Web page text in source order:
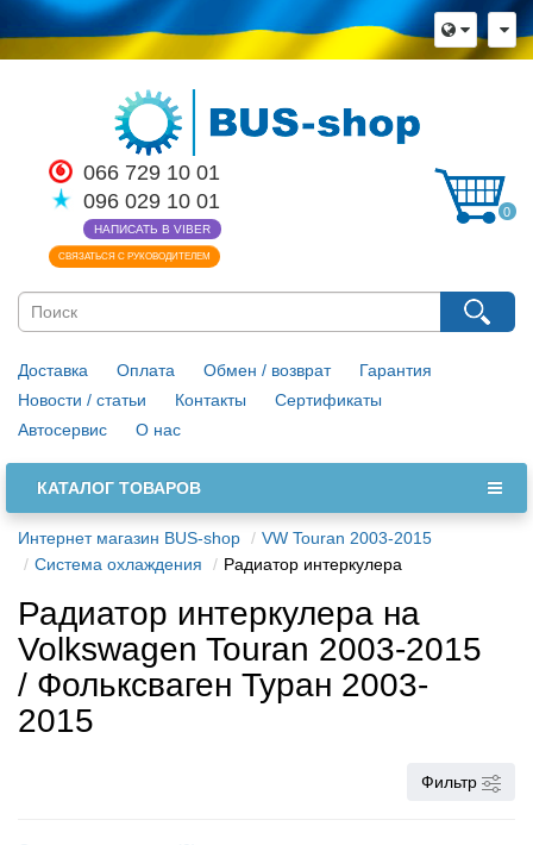
066 729 10 01
096 029 10 01
НАПИСАТЬ В VIBER
СВЯЗАТЬСЯ С РУКОВОДИТЕЛЕМ
0
Доставка Оплата Обмен / возврат
Гарантия
Новости / статьи
Контакты
Сертификаты
Автосервис
О нас
КАТАЛОГ ТОВАРОВ
Интернет магазин BUS-shop
VW Touran 2003-2015
Cистема охлаждения
Радиатор интеркулера
Радиатор интеркулера на
Volkswagen Touran 2003-2015
/ Фольксваген Туран 2003-
2015
Фильтр